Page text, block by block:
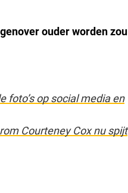
ouder worden zou
op social media en
Courteney Cox nu spijt